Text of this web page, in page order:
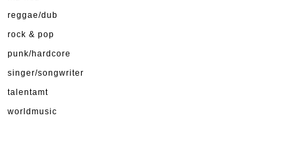
reggae/dub
rock & pop
punk/hardcore
singer/songwriter
talentamt
worldmusic